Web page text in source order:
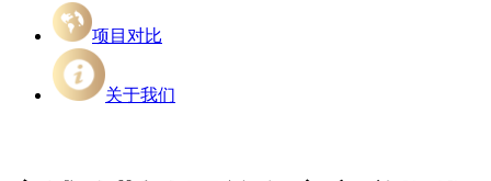
项目对比
关于我们